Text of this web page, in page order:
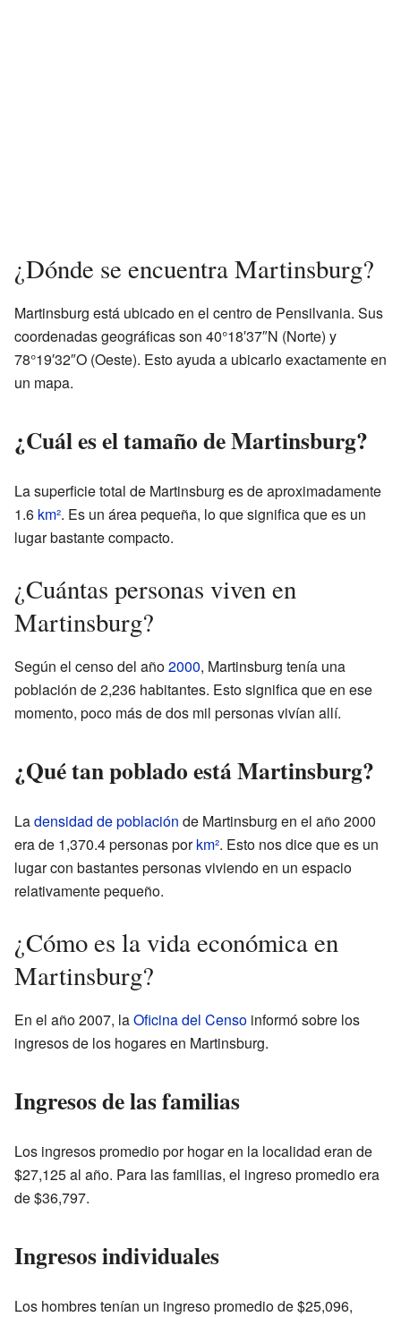
¿Dónde se encuentra Martinsburg?
Martinsburg está ubicado en el centro de Pensilvania. Sus
coordenadas geográficas son 40°18′37″N (Norte) y
78°19′32″O (Oeste). Esto ayuda a ubicarlo exactamente en
un mapa.
¿Cuál es el tamaño de Martinsburg?
La superficie total de Martinsburg es de aproximadamente
1.6 km². Es un área pequeña, lo que significa que es un
lugar bastante compacto.
¿Cuántas personas viven en
Martinsburg?
Según el censo del año2000, Martinsburg tenía una
población de 2,236 habitantes. Esto significa que en ese
momento, poco más de dos mil personas vivían allí.
¿Qué tan poblado está Martinsburg?
Ladensidad de población de Martinsburg en el año 2000
era de 1,370.4 personas porkm². Esto nos dice que es un
lugar con bastantes personas viviendo en un espacio
relativamente pequeño.
¿Cómo es la vida económica en
Martinsburg?
En el año 2007, laOficina del Censo informó sobre los
ingresos de los hogares en Martinsburg.
Ingresos de las familias
Los ingresos promedio por hogar en la localidad eran de
$27,125 al año. Para las familias, el ingreso promedio era
de $36,797.
Ingresos individuales
Los hombres tenían un ingreso promedio de $25,096,